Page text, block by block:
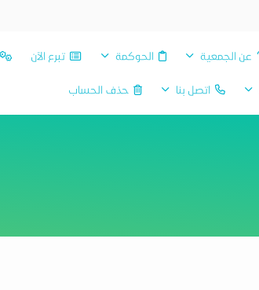
عن الجمعية الحوكمة تبرع الآن
اتصل بنا حذف الحساب